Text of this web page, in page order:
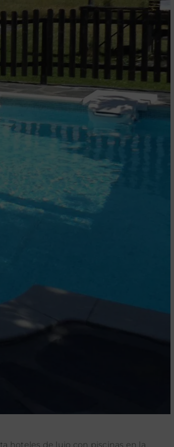
hoteles de lujo con piscinas en la